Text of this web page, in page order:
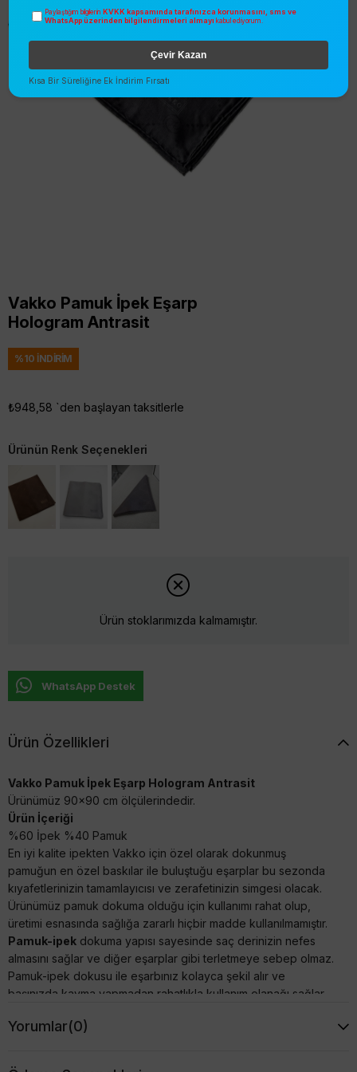
Vakko Pamuk İpek Eşarp
Hologram Antrasit
%10 İNDIRIM
₺948,58 `den başlayan taksitlerle
Ürünün Renk Seçenekleri
Ürün stoklarımızda kalmamıştır.
WhatsApp Destek
Ürün Özellikleri
Vakko Pamuk İpek Eşarp Hologram Antrasit
Ürünümüz 90x90 cm ölçülerindedir.
Ürün İçeriği
%60 İpek %40 Pamuk
En iyi kalite ipekten Vakko için özel olarak dokunmuş
pamuğun en özel baskılar ile buluştuğu eşarplar bu sezonda
kıyafetlerinizin tamamlayıcısı ve zerafetinizin simgesi olacak.
Ürünümüz pamuk dokuma olduğu için kullanımı rahat olup,
üretimi esnasında sağlığa zararlı hiçbir madde kullanılmamıştır.
Pamuk-ipek dokuma yapısı sayesinde saç derinizin nefes
almasını sağlar ve diğer eşarplar gibi terletmeye sebep olmaz.
Pamuk-ipek dokusu ile eşarbınız kolayca şekil alır ve
başınızda kayma yapmadan rahatlıkla kullanım olanağı sağlar.
sahip olmakla birlikte, dijital olarak renklendirildiği için çok canlı
Pamuk-ipek kumaş olan eşarp kaliteli dokusu ve uzun kullanım
Yorumlar(0)
Paylaştığım bilgilerin KVKK kapsamında tarafınızca korunmasını, sms ve
WhatsApp üzerinden bilgilendirmeleri almayı kabul ediyorum.
Çevir Kazan
Kısa Bir Süreliğine Ek İndirim Fırsatı